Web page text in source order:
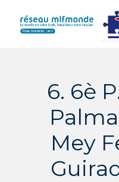
content
6. 6è
Mey